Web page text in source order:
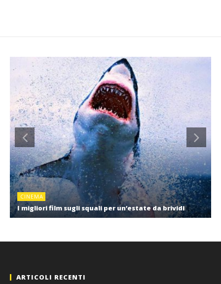
CINEMA
I migliori film sugli squali per un’estate da brividi
ARTICOLI RECENTI